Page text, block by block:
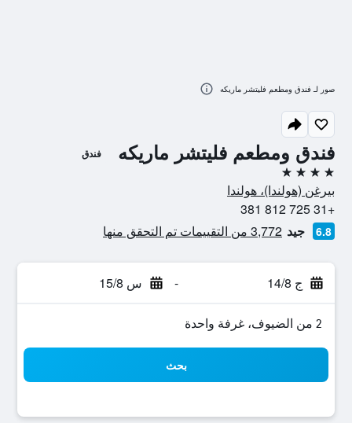
فندق ومطعم فليتشر ماريكه فندق
4 نجوم
بيرغن (هولندا)، هولندا
+31 725 812 381
6.8 جيد 3,772 من التقييمات تم التحقق منها
ج 14/8 - س 15/8
2 من الضيوف، غرفة واحدة
بحث
صور لـ فندق ومطعم فليتشر ماريكه